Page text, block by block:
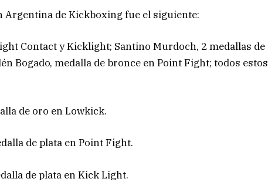
Argentina de Kickboxing fue el siguiente:
Contact y Kicklight; Santino Murdoch, 2 medallas de
Bogado, medalla de bronce en Point Fight; todos estos
de oro en Lowkick.
de plata en Point Fight.
de plata en Kick Light.